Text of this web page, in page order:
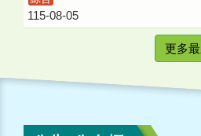
115-08-05
更多